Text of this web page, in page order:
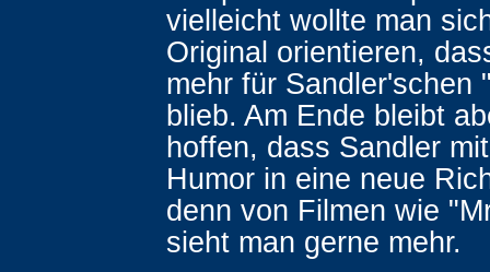
vielleicht wollte man
Original orientieren,
mehr für Sandler'schen
blieb. Am Ende bleibt
hoffen, dass Sandler
Humor in eine neue
denn von Filmen wie
sieht man gerne mehr.